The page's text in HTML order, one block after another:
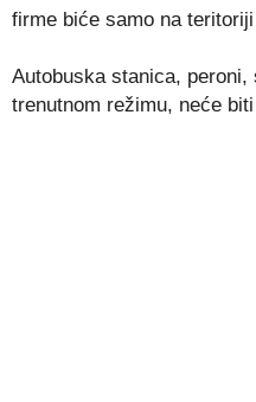
firme biće samo na
Autobuska stanica,
trenutnom režimu, neće